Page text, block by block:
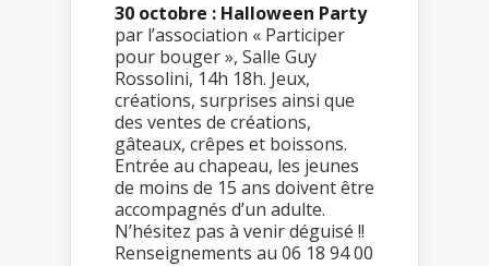
30 octobre : Halloween Party
par l’association « Participer
pour bouger », Salle Guy
Rossolini, 14h 18h. Jeux,
créations, surprises ainsi que
des ventes de créations,
gâteaux, crêpes et boissons.
Entrée au chapeau, les jeunes
de moins de 15 ans doivent être
accompagnés d’un adulte.
N’hésitez pas à venir déguisé !!
Renseignements au 06 18 94 00